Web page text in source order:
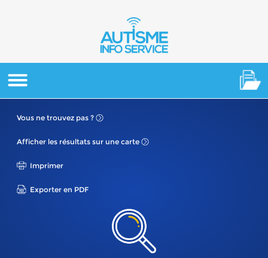
Vous ne trouvez pas ?
Afficher les résultats sur une carte
Imprimer
Exporter en PDF